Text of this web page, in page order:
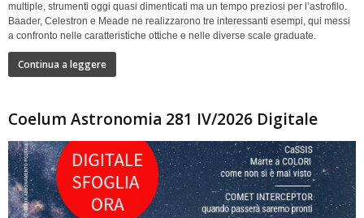
multiple, strumenti oggi quasi dimenticati ma un tempo preziosi per l’astrofilo.
Baader, Celestron e Meade ne realizzarono tre interessanti esempi, qui messi
a confronto nelle caratteristiche ottiche e nelle diverse scale graduate.
Continua a leggere
Coelum Astronomia 281 IV/2026 Digitale